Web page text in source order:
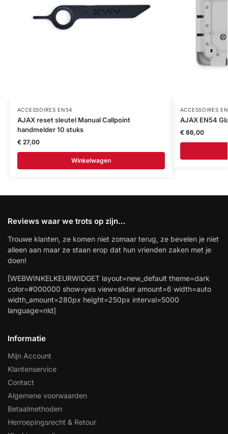
ACCESSOIRES EN54
AJAX reset sleutel Manual Callpoint
handmelder 10 stuks
€27,00
Winkelwagen
ACCESSOIRES
AJAX EN54
€86,00
Reviews waar we trots op zijn…
Trouwe klanten, ze komen niet zomaar terug, ze bevelen je niet
alleen aan maar ze staan erop dat hun vrienden zaken met je
doen!
[WEBWINKELKEURWIDGET layout=new_default theme=dark
color=#000000 show=yes view=slider amount=6 width=auto
width_amount=280px height=250px interval=5000
language=nld]
Informatie
Mijn Account
Klantenservice
Contact
Algemene voorwaarden
Betaalmethoden
Herroepingsrecht & Retour